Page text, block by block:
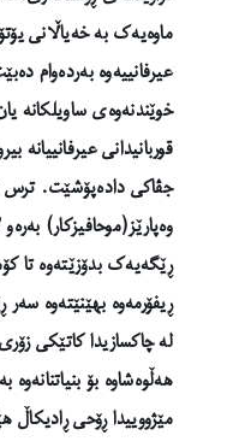
ماوەیەک بە خەیاڵانی
عیرفانییەوە بەردەوام
خوێندنەوەی ساویلکانە
قوربانیدانی
جڤاکی دادەپۆشێت. ترس
وەپارێز(موحافیزکار)
ڕێگەیەک بدۆزێتەوە تا
ڕیفۆرمەوە بهێنێتەوە
لە چاکسازیدا کاتێکی
هەڵوەشاوە بۆ
مێژووییدا ڕۆحی